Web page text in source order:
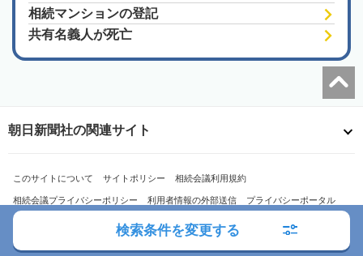
相続マンションの登記
共有名義人が死亡
検索条件を変更する
朝日新聞社の関連サイト
このサイトについて サイトポリシー 相続会議利用規約
相続会議プライバシーポリシー 利用者情報の外部送信 プライバシーポータル
お問い合わせ